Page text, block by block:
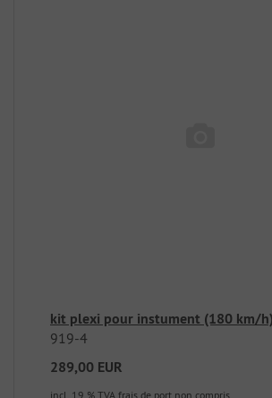
kit plexi pour instument (180 km/h)
919-4
289,00 EUR
incl. 19 % TVA frais de port non compris